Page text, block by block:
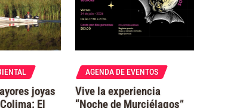
joyas
El
AGENDA DE EVENTOS
Vive la experiencia
“Noche de Murciélagos”